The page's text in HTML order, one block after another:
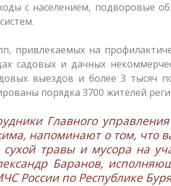
с населением, подворовые
привлекаемых на
садовых и дачных
выездов и более 3 тысяч
порядка 3700 жителей
Главного
напоминают о том, что
травы и мусора на
Баранов,
России по Республике